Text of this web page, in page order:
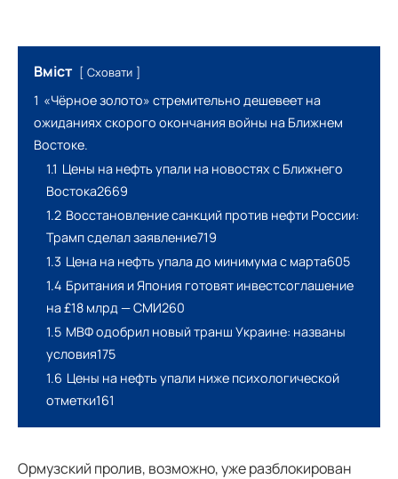
Вміст Сховати
1 «Чёрное золото» стремительно дешевеет на
ожиданиях скорого окончания войны на Ближнем
Востоке.
1.1 Цены на нефть упали на новостях с Ближнего
Востока2669
1.2 Восстановление санкций против нефти России:
Трамп сделал заявление719
1.3 Цена на нефть упала до минимума с марта605
1.4 Британия и Япония готовят инвестсоглашение
на £18 млрд — СМИ260
1.5 МВФ одобрил новый транш Украине: названы
условия175
1.6 Цены на нефть упали ниже психологической
отметки161
Ормузский пролив, возможно, уже разблокирован